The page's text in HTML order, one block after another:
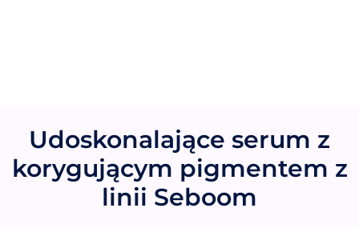
Udoskonalające serum z
korygującym pigmentem z
linii Seboom